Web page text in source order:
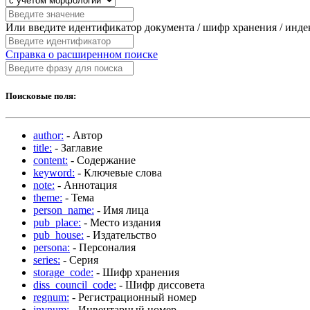
Или введите идентификатор документа / шифр хранения /
Справка о расширенном поиске
Поисковые поля:
author: - Автор
title: - Заглавие
content: - Содержание
keyword: - Ключевые слова
note: - Аннотация
theme: - Тема
person_name: - Имя лица
pub_place: - Место издания
pub_house: - Издательство
persona: - Персоналия
series: - Серия
storage_code: - Шифр хранения
diss_council_code: - Шифр диссовета
regnum: - Регистрационный номер